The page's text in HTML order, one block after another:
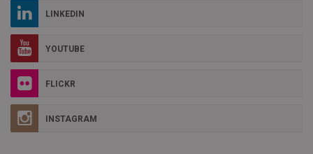
LINKEDIN
YOUTUBE
FLICKR
INSTAGRAM